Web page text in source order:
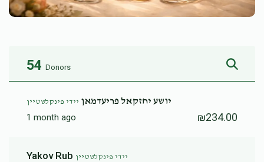
54 Donors
יושע יחזקאל פריעדמאן יידי פינקלשטיין
1 month ago ₪234.00
Yakov Rub יידי פינקלשטיין